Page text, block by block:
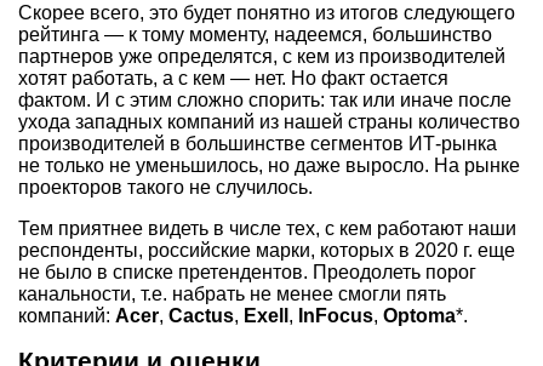
Скорее всего, это будет понятно из итогов следующего
рейтинга — к тому моменту, надеемся, большинство
партнеров уже определятся, с кем из производителей
хотят работать, а с кем — нет. Но факт остается
фактом. И с этим сложно спорить: так или иначе после
ухода западных компаний из нашей страны количество
производителей в большинстве сегментов ИТ-рынка
не только не уменьшилось, но даже выросло. На рынке
проекторов такого не случилось.
Тем приятнее видеть в числе тех, с кем работают наши
респонденты, российские марки, которых в 2020 г. еще
не было в списке претендентов. Преодолеть порог
канальности, т.е. набрать не менее смогли пять
компаний: Acer, Cactus, Exell , InFocus, Optoma*.
Критерии и оценки